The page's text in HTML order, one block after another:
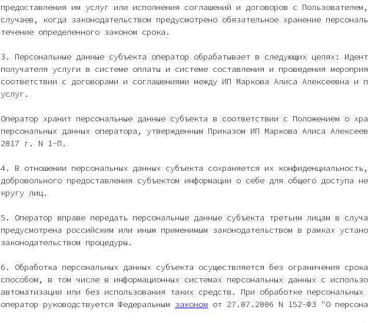
предоставления им услуг или исполнения соглашений и договоров с
случаев, когда законодательством предусмотрено обязательное хранение
течение определенного законом срока.
3. Персональные данные субъекта оператор обрабатывает в следующих целях:
получателя услуги в системе оплаты и системе составления и проведения
соответствии с договорами и соглашениями между ИП Маркова Алиса Алексеевна и
услуг.
Оператор хранит персональные данные субъекта в соответствии с Положением о
персональных данных оператора, утвержденным Приказом ИП Маркова Алиса
2017 г. N 1-П.
4. В отношении персональных данных субъекта сохраняется их
добровольного предоставления субъектом информации о себе для общего доступа
кругу лиц.
5. Оператор вправе передать персональные данные субъекта третьим лицам в
предусмотрена российским или иным применимым законодательством в рамках
законодательством процедуры.
6. Обработка персональных данных субъекта осуществляется без ограничения
способом, в том числе в информационных системах персональных данных с
автоматизации или без использования таких средств. При обработке персональных
оператор руководствуется Федеральным законом от 27.07.2006 N 152-ФЗ "О